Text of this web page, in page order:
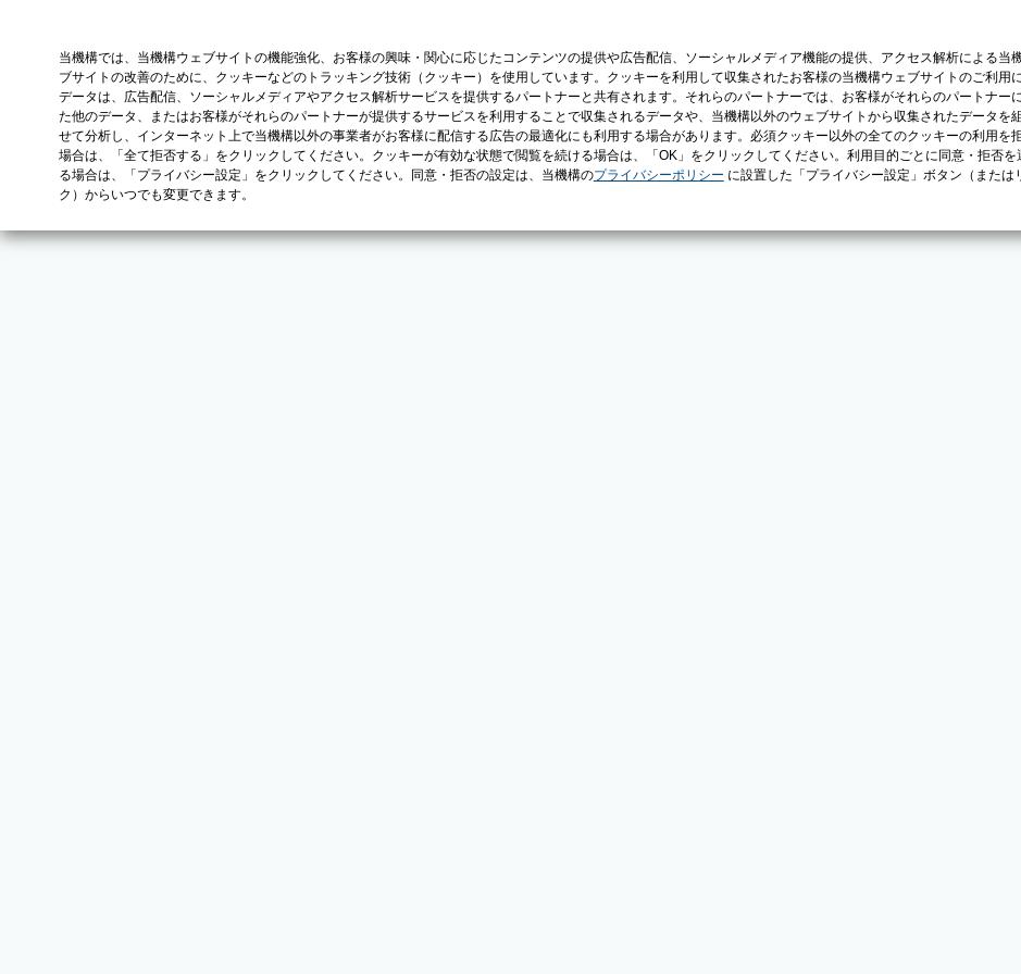
当機構では、当機構ウェブサイトの機能強化、お客様の興味・関心に応じたコンテンツの提供や広告配信、ソーシャルメディア機能の提供、アクセス解析による当
ブサイトの改善のために、クッキーなどのトラッキング技術（クッキー）を使用しています。クッキーを利用して収集されたお客様の当機構ウェブサイトのご利用
データは、広告配信、ソーシャルメディアやアクセス解析サービスを提供するパートナーと共有されます。それらのパートナーでは、お客様がそれらのパートナー
た他のデータ、またはお客様がそれらのパートナーが提供するサービスを利用することで収集されるデータや、当機構以外のウェブサイトから収集されたデータを
せて分析し、インターネット上で当機構以外の事業者がお客様に配信する広告の最適化にも利用する場合があります。必須クッキー以外の全てのクッキーの利用を
場合は、「全て拒否する」をクリックしてください。クッキーが有効な状態で閲覧を続ける場合は、「OK」をクリックしてください。利用目的ごとに同意・拒否を
る場合は、「プライバシー設定」をクリックしてください。同意・拒否の設定は、当機構のプライバシーポリシー に設置した「プライバシー設定」ボタン（または
ク）からいつでも変更できます。